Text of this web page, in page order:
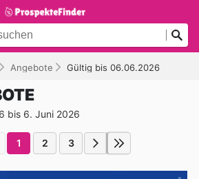
Angebote Gültig bis 06.06.2026
bis 6. Juni 2026
1 2 3